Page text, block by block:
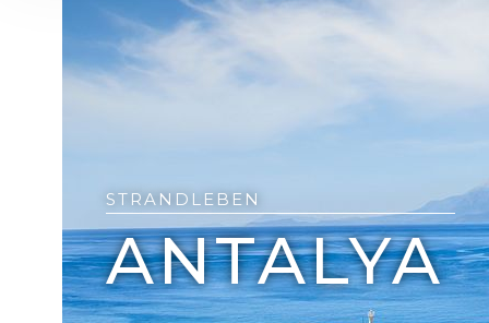
STRANDLEBEN
ANTALYA